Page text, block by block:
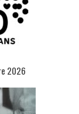
2026